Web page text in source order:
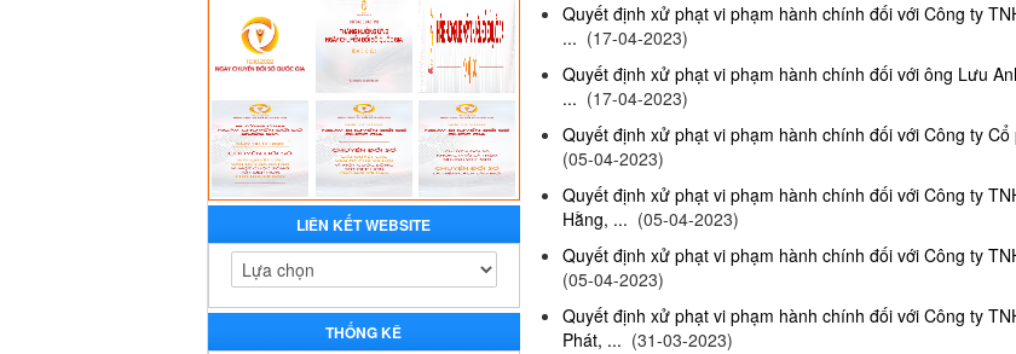
LIÊN KẾT WEBSITE
THỐNG KÊ
Quyết định xử phạt vi phạm hành chính đối với Công ty
... (17-04-2023)
Quyết định xử phạt vi phạm hành chính đối với ông Lưu
... (17-04-2023)
Quyết định xử phạt vi phạm hành chính đối với Công ty
(05-04-2023)
Quyết định xử phạt vi phạm hành chính đối với Công ty
Hằng, ... (05-04-2023)
Quyết định xử phạt vi phạm hành chính đối với Công ty
(05-04-2023)
Quyết định xử phạt vi phạm hành chính đối với Công ty
Phát, ... (31-03-2023)